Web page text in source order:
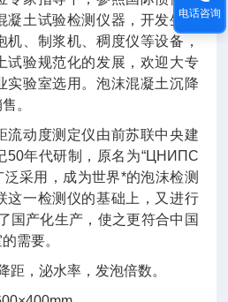
凝土试验检测仪器，开发生产
机、制浆机、稠度仪等设备，
试验规范化的发展，欢迎大专
实验室选用。泡沫混凝土沉降
。
动度测定仪由前苏联中央建
50年代研制，原名为“ЦНИПС
采用，成为世界*的泡沫检测
这一检测仪的基础上，又进行
国产化生产，使之更符合中国
需要。
，泌水率，发泡倍数。
电话咨询